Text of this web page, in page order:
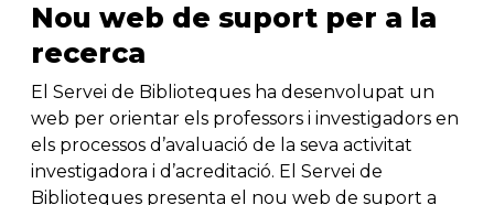
Nou web de suport per a la
recerca
El Servei de Biblioteques ha desenvolupat un
web per orientar els professors i investigadors en
els processos d’avaluació de la seva activitat
investigadora i d’acreditació. El Servei de
Biblioteques presenta el nou web de suport a